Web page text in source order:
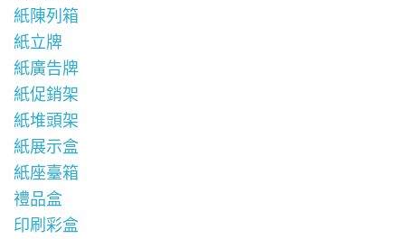
紙陳列箱
紙立牌
紙廣告牌
紙促銷架
紙堆頭架
紙展示盒
紙座臺箱
禮品盒
印刷彩盒